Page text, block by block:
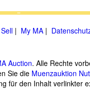
Sell | My MA |
Auction. Alle Rechte
Sie die Muenzauktion
für den Inhalt verlinkter